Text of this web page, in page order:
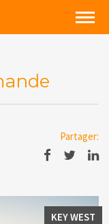
Partager:
KEY WEST